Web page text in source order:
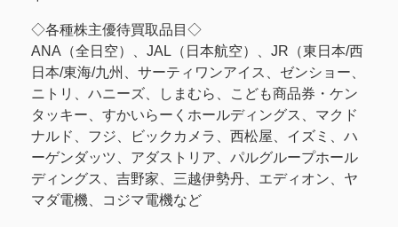
◇各種株主優待買取品目◇
ANA（全日空）、JAL（日本航空）、JR（東日本/西
日本/東海/九州、サーティワンアイス、ゼンショー、
ニトリ、ハニーズ、しまむら、こども商品券・ケン
タッキー、すかいらーくホールディングス、マクド
ナルド、フジ、ビックカメラ、西松屋、イズミ、ハ
ーゲンダッツ、アダストリア、パルグループホール
ディングス、吉野家、三越伊勢丹、エディオン、ヤ
マダ電機、コジマ電機など